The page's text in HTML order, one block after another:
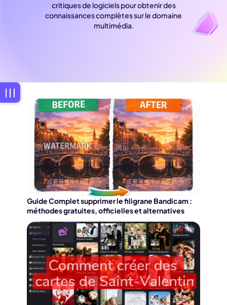
critiques de logiciels pour obtenir des
connaissances complètes sur le domaine
multimédia.
Guide Complet supprimer le filigrane Bandicam :
méthodes gratuites, officielles et alternatives